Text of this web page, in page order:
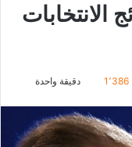
الانتخابات
1٬386 دقيقة واحدة